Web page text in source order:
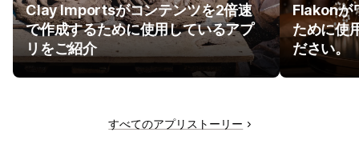
Clay Importsがコンテンツを2倍速
で作成するために使用しているアプ
リをご紹介
Flakonが
ために使
ださい。
すべてのアプリストーリー